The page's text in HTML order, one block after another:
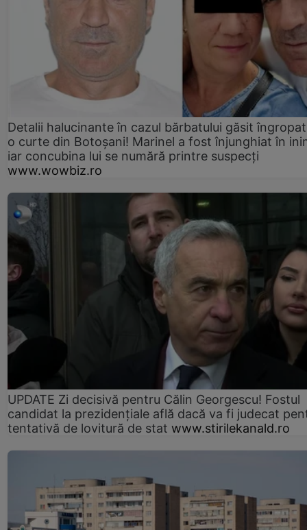
Detalii halucinante în cazul bărbatului găsit
o curte din Botoșani! Marinel a fost înjunghiat în
iar concubina lui se numără printre suspecți
www.wowbiz.ro
UPDATE Zi decisivă pentru Călin Georgescu! Fostul
candidat la prezidențiale află dacă va fi judecat
tentativă de lovitură de stat www.stirilekanald.ro